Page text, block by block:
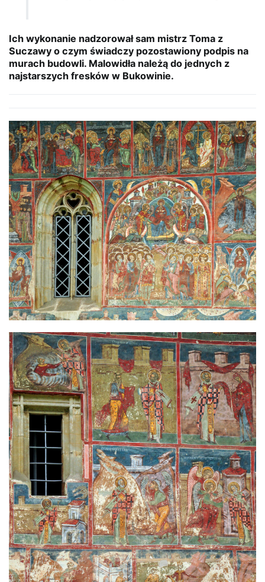
Ich wykonanie nadzorował sam mistrz Toma z
Suczawy o czym świadczy pozostawiony podpis na
murach budowli. Malowidła należą do jednych z
najstarszych fresków w Bukowinie.